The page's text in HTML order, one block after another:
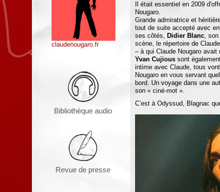
claudenougaro.fr
Bibliothèque audio
Revue de presse
Il était essentiel en 2009
Nougaro.
Grande admiratrice et
tout de suite accepté avec
ses côtés, Didier Blanc, son
scène, le répertoire de
– à qui Claude Nougaro
Yvan Cujious sont
intime avec Claude, tous
Nougaro en vous servant
bord. Un voyage dans une
son « ciné-mot ».
C’est à Odyssud, Blagnac